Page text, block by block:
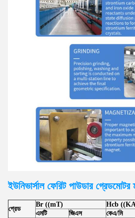
ইউনিভার্সাল ফেরিট পাউডার গ্রেডমোটর
গ্রেড
Br ((mT) Hcb
এমটি
জিএস কেএ/মি